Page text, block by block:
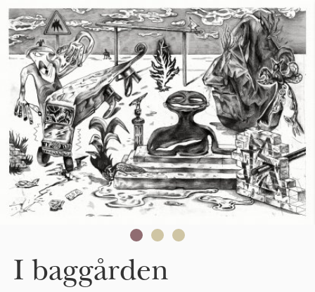
Skip to main content
I baggården